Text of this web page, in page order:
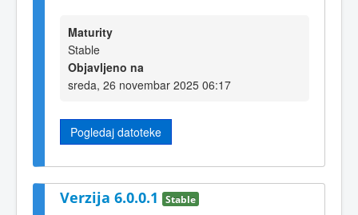
Maturity
Stable
Objavljeno na
sreda, 26 novembar 2025 06:17
Pogledaj datoteke
Verzija 6.0.0.1 Stable